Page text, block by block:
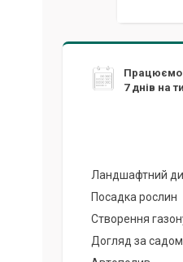
Працюємо
7 днів на
Ландшафтний
Посадка рослин
Створення
Догляд за садом